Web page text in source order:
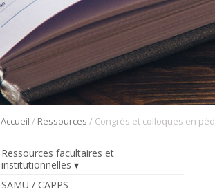
Accueil / Ressources /
Ressources facultaires et
institutionnelles
SAMU / CAPPS